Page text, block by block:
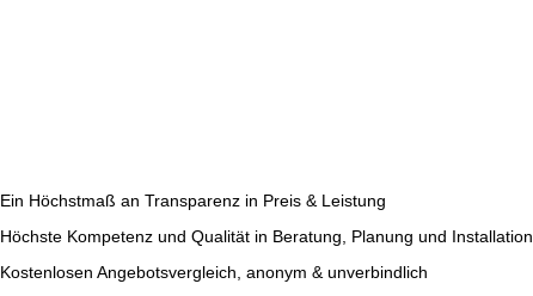
Ein Höchstmaß an Transparenz in Preis & Leistung
Höchste Kompetenz und Qualität in Beratung, Planung und Installation
Kostenlosen Angebotsvergleich, anonym & unverbindlich